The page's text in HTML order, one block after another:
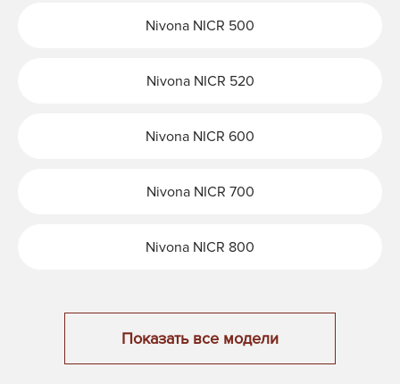
Nivona NICR 500
Nivona NICR 520
Nivona NICR 600
Nivona NICR 700
Nivona NICR 800
Показать все модели